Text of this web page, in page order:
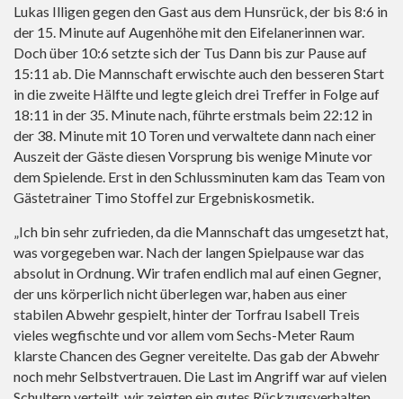
Lukas Illigen gegen den Gast aus dem Hunsrück, der bis 8:6 in
der 15. Minute auf Augenhöhe mit den Eifelanerinnen war.
Doch über 10:6 setzte sich der Tus Dann bis zur Pause auf
15:11 ab. Die Mannschaft erwischte auch den besseren Start
in die zweite Hälfte und legte gleich drei Treffer in Folge auf
18:11 in der 35. Minute nach, führte erstmals beim 22:12 in
der 38. Minute mit 10 Toren und verwaltete dann nach einer
Auszeit der Gäste diesen Vorsprung bis wenige Minute vor
dem Spielende. Erst in den Schlussminuten kam das Team von
Gästetrainer Timo Stoffel zur Ergebniskosmetik.
„Ich bin sehr zufrieden, da die Mannschaft das umgesetzt hat,
was vorgegeben war. Nach der langen Spielpause war das
absolut in Ordnung. Wir trafen endlich mal auf einen Gegner,
der uns körperlich nicht überlegen war, haben aus einer
stabilen Abwehr gespielt, hinter der Torfrau Isabell Treis
vieles wegfischte und vor allem vom Sechs-Meter Raum
klarste Chancen des Gegner vereitelte. Das gab der Abwehr
noch mehr Selbstvertrauen. Die Last im Angriff war auf vielen